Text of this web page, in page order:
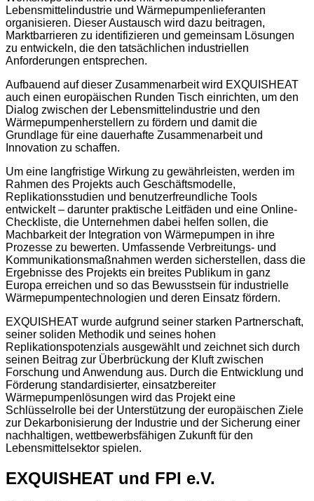
Lebensmittelindustrie und Wärmepumpenlieferanten
organisieren. Dieser Austausch wird dazu beitragen,
Marktbarrieren zu identifizieren und gemeinsam Lösungen
zu entwickeln, die den tatsächlichen industriellen
Anforderungen entsprechen.
Aufbauend auf dieser Zusammenarbeit wird EXQUISHEAT
auch einen europäischen Runden Tisch einrichten, um den
Dialog zwischen der Lebensmittelindustrie und den
Wärmepumpenherstellern zu fördern und damit die
Grundlage für eine dauerhafte Zusammenarbeit und
Innovation zu schaffen.
Um eine langfristige Wirkung zu gewährleisten, werden im
Rahmen des Projekts auch Geschäftsmodelle,
Replikationsstudien und benutzerfreundliche Tools
entwickelt – darunter praktische Leitfäden und eine Online-
Checkliste, die Unternehmen dabei helfen sollen, die
Machbarkeit der Integration von Wärmepumpen in ihre
Prozesse zu bewerten. Umfassende Verbreitungs- und
Kommunikationsmaßnahmen werden sicherstellen, dass die
Ergebnisse des Projekts ein breites Publikum in ganz
Europa erreichen und so das Bewusstsein für industrielle
Wärmepumpentechnologien und deren Einsatz fördern.
EXQUISHEAT wurde aufgrund seiner starken Partnerschaft,
seiner soliden Methodik und seines hohen
Replikationspotenzials ausgewählt und zeichnet sich durch
seinen Beitrag zur Überbrückung der Kluft zwischen
Forschung und Anwendung aus. Durch die Entwicklung und
Förderung standardisierter, einsatzbereiter
Wärmepumpenlösungen wird das Projekt eine
Schlüsselrolle bei der Unterstützung der europäischen Ziele
zur Dekarbonisierung der Industrie und der Sicherung einer
nachhaltigen, wettbewerbsfähigen Zukunft für den
Lebensmittelsektor spielen.
EXQUISHEAT und FPI e.V.